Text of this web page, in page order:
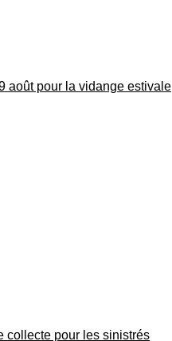
août pour la vidange estivale
collecte pour les sinistrés